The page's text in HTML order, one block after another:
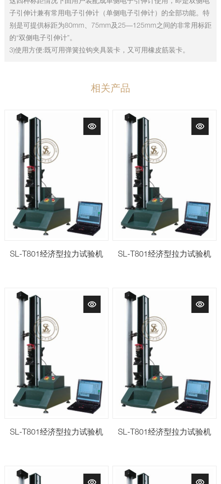
子引伸计兼有常用电子引伸计（单侧电子引伸计）的全部功能。特
别是可提供标距为80mm、75mm及25—125mm之间的非常用标距
的“双侧电子引伸计”。
3)使用方便:既可用弹簧拉钩夹具装卡，又可用橡皮筋装卡。
相关产品
SL-T801经济型拉力试验机 SL-T801经济型拉力试验机
SL-T801经济型拉力试验机 SL-T801经济型拉力试验机